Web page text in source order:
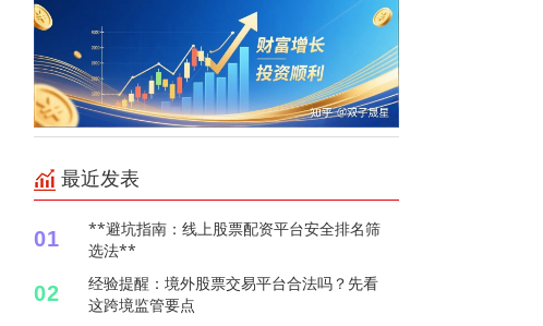
最近发表
01
**避坑指南：线上股票配资平台安全排名筛
选法**
02
经验提醒：境外股票交易平台合法吗？先看
这跨境监管要点